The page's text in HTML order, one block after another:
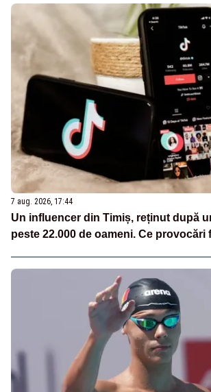
7 aug. 2026, 17:44
Un influencer din Timiș, reținut după
peste 22.000 de oameni. Ce provocări